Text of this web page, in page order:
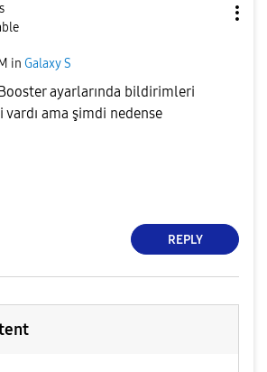
in Galaxy S
ayarlarında bildirimleri
vardı ama şimdi nedense
REPLY